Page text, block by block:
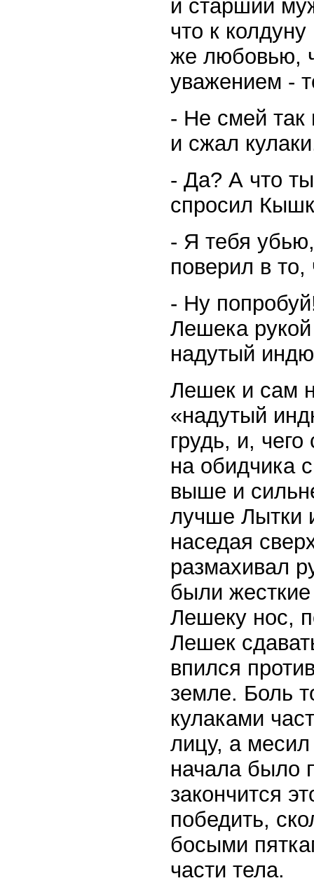
и старший
что к
же любовью,
уважением -
- Не смей так
и сжал
- Да? А что
спросил
- Я тебя
поверил в то,
- Ну
Лешека
надутый
Лешек и сам
«надутый
грудь, и,
на обидчика
выше и
лучше Лытки
наседая
размахивал
были жесткие
Лешеку нос,
Лешек
впился
земле. Боль
кулаками
лицу, а
начала было
закончится
победить,
босыми
части тела.